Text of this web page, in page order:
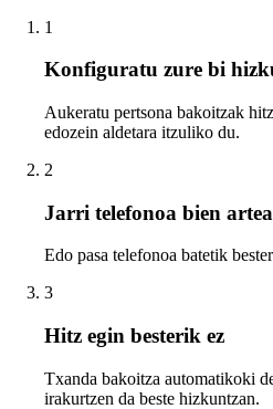
1
Konfiguratu zure bi
Aukeratu pertsona bakoitzak
edozein aldetara itzuliko du.
2
Jarri telefonoa bien
Edo pasa telefonoa batetik
3
Hitz egin besterik ez
Txanda bakoitza automatikoki
irakurtzen da beste hizkuntzan.